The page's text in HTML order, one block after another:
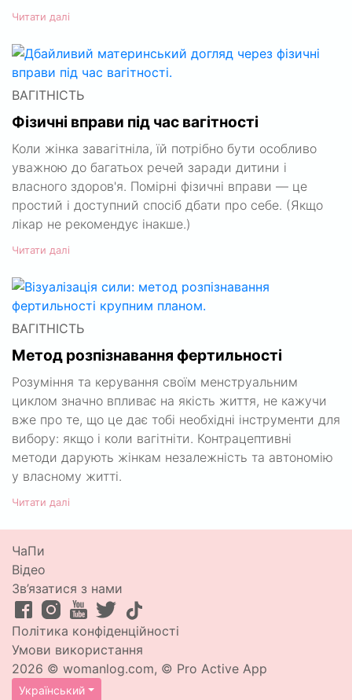
Читати далі
ВАГІТНІСТЬ
Фізичні вправи під час вагітності
Коли жінка завагітніла, їй потрібно бути особливо
уважною до багатьох речей заради дитини і
власного здоров'я. Помірні фізичні вправи — це
простий і доступний спосіб дбати про себе. (Якщо
лікар не рекомендує інакше.)
Читати далі
ВАГІТНІСТЬ
Метод розпізнавання фертильності
Розуміння та керування своїм менструальним
циклом значно впливає на якість життя, не кажучи
вже про те, що це дає тобі необхідні інструменти для
вибору: якщо і коли вагітніти. Контрацептивні
методи дарують жінкам незалежність та автономію
у власному житті.
Читати далі
Політика конфіденційності
Умови використання
2026 © womanlog.com, © Pro Active App
Український
ЧаПи
Відео
Зв’язатися з нами